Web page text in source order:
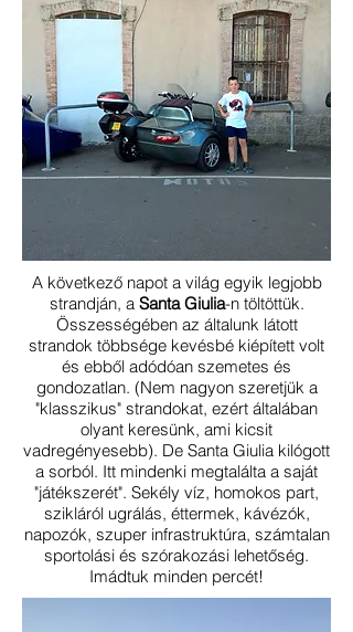
A következő napot a világ egyik legjobb
strandján, a Santa Giulia-n töltöttük.
Összességében az általunk látott
strandok többsége kevésbé kiépített volt
és ebből adódóan szemetes és
gondozatlan. (Nem nagyon szeretjük a
"klasszikus" strandokat, ezért általában
olyant keresünk, ami kicsit
vadregényesebb). De Santa Giulia kilógott
a sorból. Itt mindenki megtalálta a saját
"játékszerét". Sekély víz, homokos part,
szikláról ugrálás, éttermek, kávézók,
napozók, szuper infrastruktúra, számtalan
sportolási és szórakozási lehetőség.
Imádtuk minden percét!